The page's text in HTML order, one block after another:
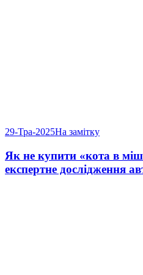
29-Тра-2025На замітку
Як не купити «кота в
експертне дослідження